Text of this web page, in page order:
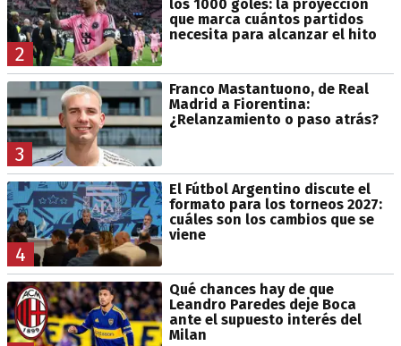
2
los 1000 goles: la proyección
que marca cuántos partidos
necesita para alcanzar el hito
3
Franco Mastantuono, de Real
Madrid a Fiorentina:
¿Relanzamiento o paso atrás?
4
El Fútbol Argentino discute el
formato para los torneos 2027:
cuáles son los cambios que se
viene
Qué chances hay de que
Leandro Paredes deje Boca
ante el supuesto interés del
Milan